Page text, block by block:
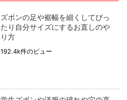
ズボンの足や裾幅を細くしてぴっ
たり自分サイズにするお直しのや
り方
192.4k件のビュー